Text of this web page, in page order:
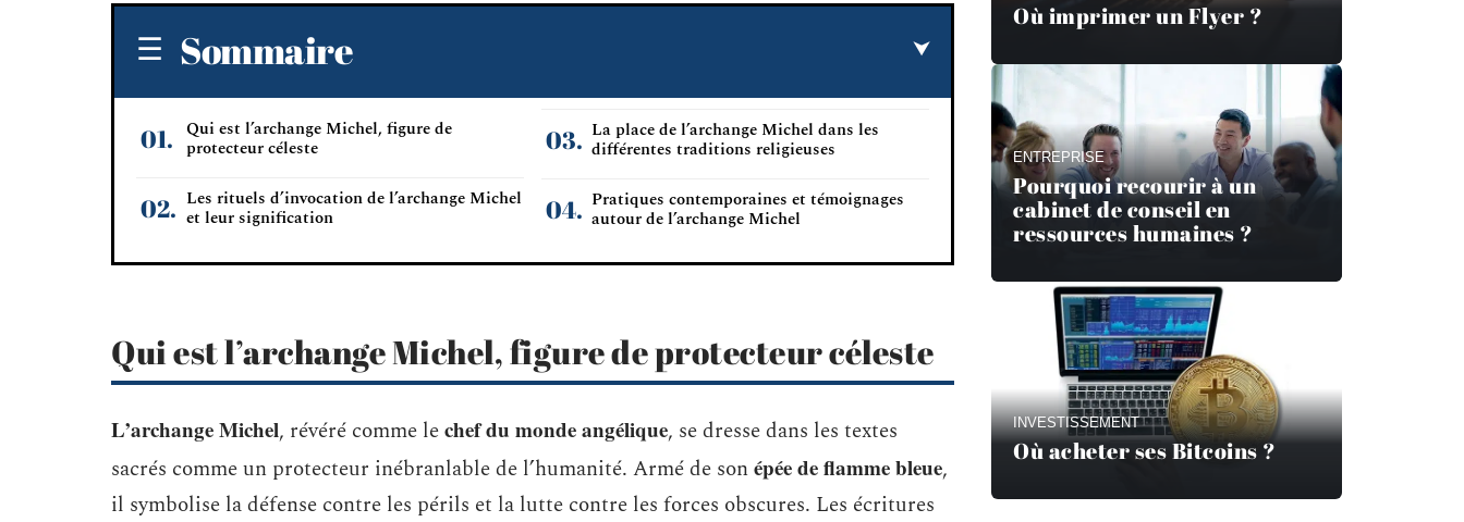
Sommaire
Qui est l’archange Michel, figure de
protecteur céleste
Les rituels d’invocation de l’archange Michel
et leur signification
La place de l’archange Michel dans les
différentes traditions religieuses
Pratiques contemporaines et témoignages
autour de l’archange Michel
Qui est l’archange Michel, figure de protecteur céleste
L’archange Michel, révéré comme lechef du monde angélique, se dresse dans les textes
sacrés comme un protecteur inébranlable de l’humanité. Armé de sonépée de flamme bleue,
il symbolise la défense contre les périls et la lutte contre les forces obscures. Les écritures
Où imprimer un Flyer ?
ENTREPRISE
Pourquoi recourir à un
cabinet de conseil en
ressources humaines ?
INVESTISSEMENT
Où acheter ses Bitcoins ?